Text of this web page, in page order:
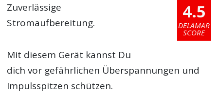
4.5
DELAMAR
SCORE
Zuverlässige
Stromaufbereitung.
Mit diesem Gerät kannst Du
dich vor gefährlichen Überspannungen und
Impulsspitzen schützen.